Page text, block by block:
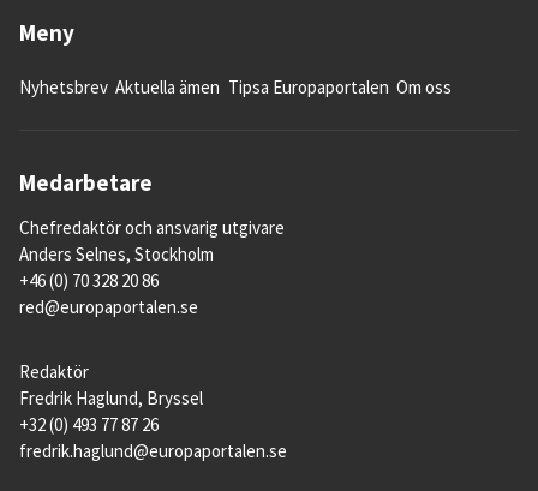
Meny
Nyhetsbrev Aktuella ämen Tipsa Europaportalen Om oss
Medarbetare
Chefredaktör och ansvarig utgivare
Anders Selnes, Stockholm
+46 (0) 70 328 20 86
red@europaportalen.se
Redaktör
Fredrik Haglund, Bryssel
+32 (0) 493 77 87 26
fredrik.haglund@europaportalen.se